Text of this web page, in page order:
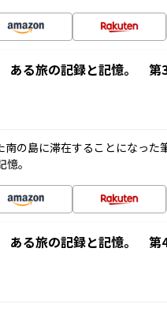
ある旅の記録と記憶。 第
南の島に滞在することになった
。
ある旅の記録と記憶。 第